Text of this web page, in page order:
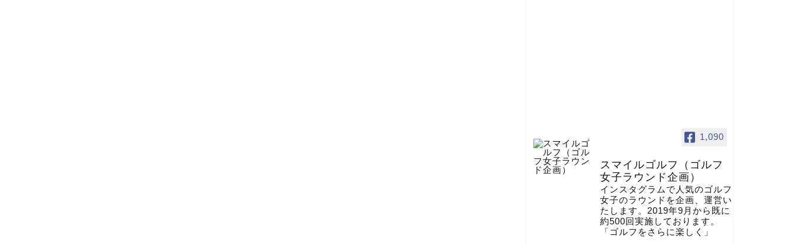
1,090
スマイルゴルフ（ゴルフ
女子ラウンド企画）
インスタグラムで人気のゴルフ
女子のラウンドを企画、運営い
たします。2019年9月から既に
約500回実施しております。
「ゴルフをさらに楽しく」